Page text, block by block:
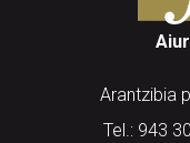
Arantzibia
Tel.: 943